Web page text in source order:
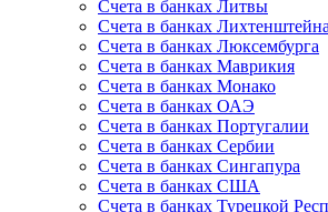
Счета в банках Литвы
Счета в банках Лихтенштейна
Счета в банках Люксембурга
Счета в банках Маврикия
Счета в банках Монако
Счета в банках ОАЭ
Счета в банках Португалии
Счета в банках Сербии
Счета в банках Сингапура
Счета в банках США
Счета в банках Турецкой